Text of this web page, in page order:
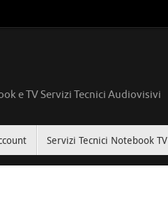
e TV Servizi Tecnici Audiovisivi
Servizi Tecnici Notebook TV